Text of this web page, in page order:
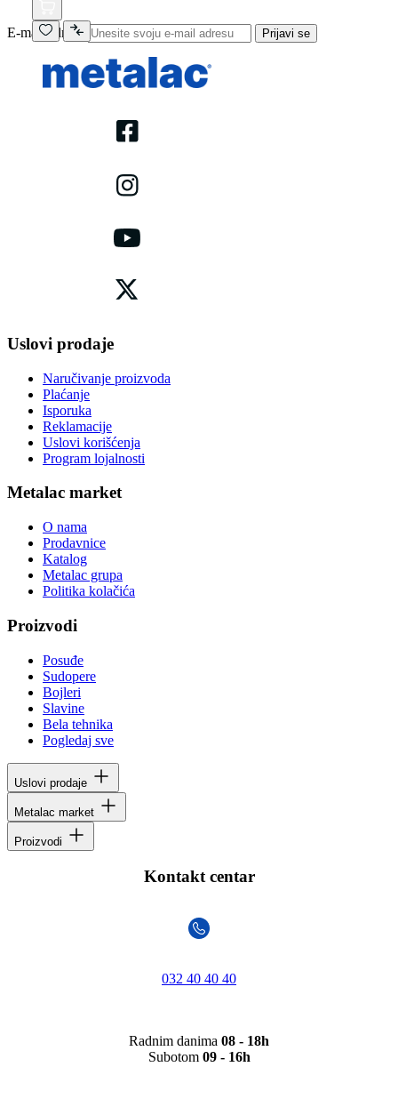
E-mail adresa Prijavi se
Uslovi prodaje
Naručivanje proizvoda
Plaćanje
Isporuka
Reklamacije
Uslovi korišćenja
Program lojalnosti
Metalac market
O nama
Prodavnice
Katalog
Metalac grupa
Politika kolačića
Proizvodi
Posuđe
Sudopere
Bojleri
Slavine
Bela tehnika
Pogledaj sve
Uslovi prodaje
Metalac market
Proizvodi
Kontakt centar
032 40 40 40
Radnim danima 08 - 18h
Subotom 09 - 16h